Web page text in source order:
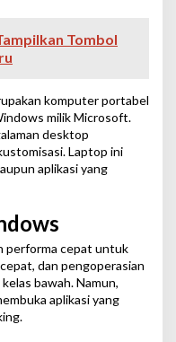
Tombol
komputer portabel
milik Microsoft.
desktop
Laptop ini
aplikasi yang
performa cepat untuk
dan pengoperasian
bawah. Namun,
aplikasi yang